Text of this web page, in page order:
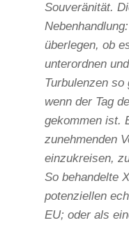
Souveränität.
überlegen, ob
unterordnen
Turbulenzen
wenn der Tag
gekommen ist.
zunehmenden
einzukreisen,
So behandelte
potenziellen
EU; oder als